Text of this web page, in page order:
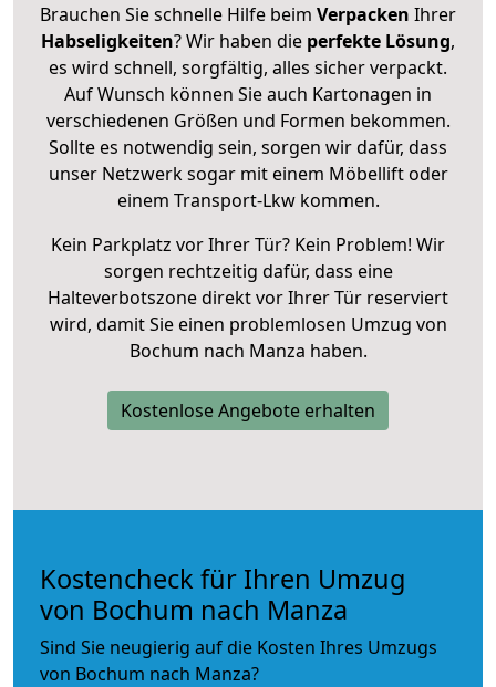
Brauchen Sie schnelle Hilfe beim Verpacken Ihrer
Habseligkeiten? Wir haben die perfekte Lösung,
es wird schnell, sorgfältig, alles sicher verpackt.
Auf Wunsch können Sie auch Kartonagen in
verschiedenen Größen und Formen bekommen.
Sollte es notwendig sein, sorgen wir dafür, dass
unser Netzwerk sogar mit einem Möbellift oder
einem Transport-Lkw kommen.
Kein Parkplatz vor Ihrer Tür? Kein Problem! Wir
sorgen rechtzeitig dafür, dass eine
Halteverbotszone direkt vor Ihrer Tür reserviert
wird, damit Sie einen problemlosen Umzug von
Bochum nach Manza haben.
Kostenlose Angebote erhalten
Kostencheck für Ihren Umzug
von Bochum nach Manza
Sind Sie neugierig auf die Kosten Ihres Umzugs
von Bochum nach Manza?